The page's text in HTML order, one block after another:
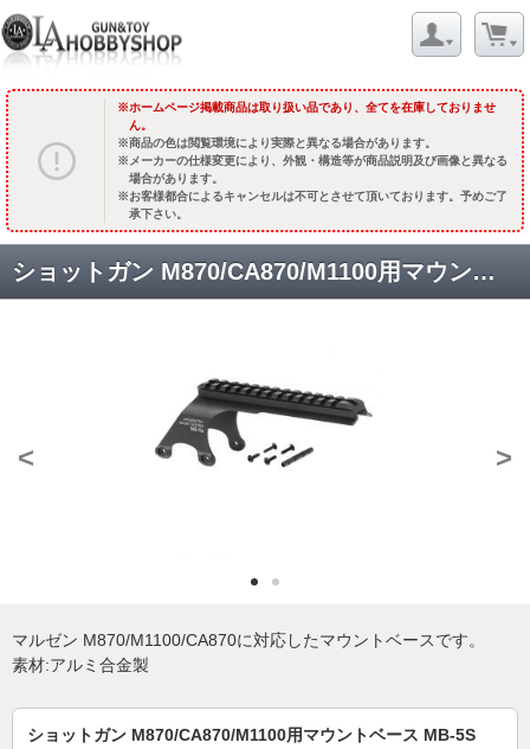
ホームページ掲載商品は取り扱い品であり、全てを在庫しておりませ
ん。
商品の色は閲覧環境により実際と異なる場合があります。
メーカーの仕様変更により、外観・構造等が商品説明及び画像と異なる
場合があります。
お客様都合によるキャンセルは不可とさせて頂いております。予めご了
承下さい。
ショットガン M870/CA870/M1100用マウントベース MB-5S 【ショート】 [品切中.再生産時期未定]
< >
マルゼン M870/M1100/CA870に対応したマウントベースです。
素材:アルミ合金製
ショットガン M870/CA870/M1100用マウントベース MB-5S